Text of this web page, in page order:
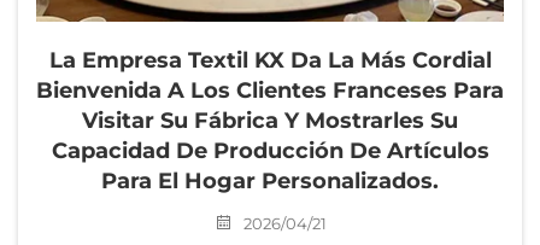
La Empresa Textil KX Da La Más Cordial
Bienvenida A Los Clientes Franceses Para
Visitar Su Fábrica Y Mostrarles Su
Capacidad De Producción De Artículos
Para El Hogar Personalizados.
2026/04/21